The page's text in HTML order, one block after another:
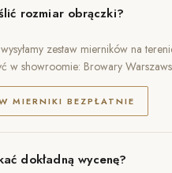
rozmiar obrączki?
wysyłamy zestaw mierników na
w showroomie: Browary
MIERNIKI BEZPŁATNIE
dokładną wycenę?